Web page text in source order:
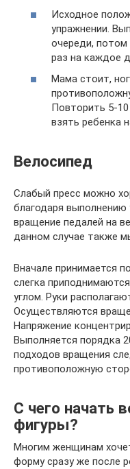
Исходное
упражнении.
очереди,
раз на каждое
Мама стоит,
Повторить 5-
взять ребенка
Велосипед
Слабый пресс можно
благодаря выполнению
вращение педалей на
данном случае также
Вначале принимается
слегка
углом. Руки
Осуществляются
Напряжение
Выполняется порядка
подходов вращения
противоположную
С чего начать
фигуры?
Многим женщинам
форму сразу же после